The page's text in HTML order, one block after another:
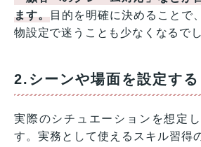
ます。目的を明確に決めることで
物設定で迷うことも少なくなるでし
2.シーンや場面を設定する
実際のシチュエーションを想定
す。実務として使えるスキル習得